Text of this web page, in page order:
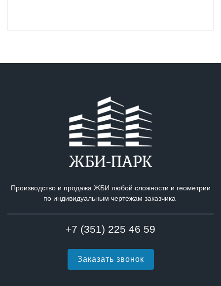
Производство и продажа ЖБИ любой сложности и геометрии
по индивидуальным чертежам заказчика
+7 (351) 225 46 59
Заказать звонок